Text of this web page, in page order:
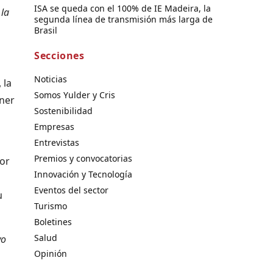
la
ISA se queda con el 100% de IE Madeira, la
segunda línea de transmisión más larga de
Brasil
Secciones
Noticias
Somos Yulder y Cris
Sostenibilidad
Empresas
Entrevistas
Premios y convocatorias
Innovación y Tecnología
Eventos del sector
Turismo
Boletines
Salud
Opinión